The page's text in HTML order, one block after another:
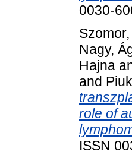
0030-
Nagy,
Hajna
and
role of
ISSN